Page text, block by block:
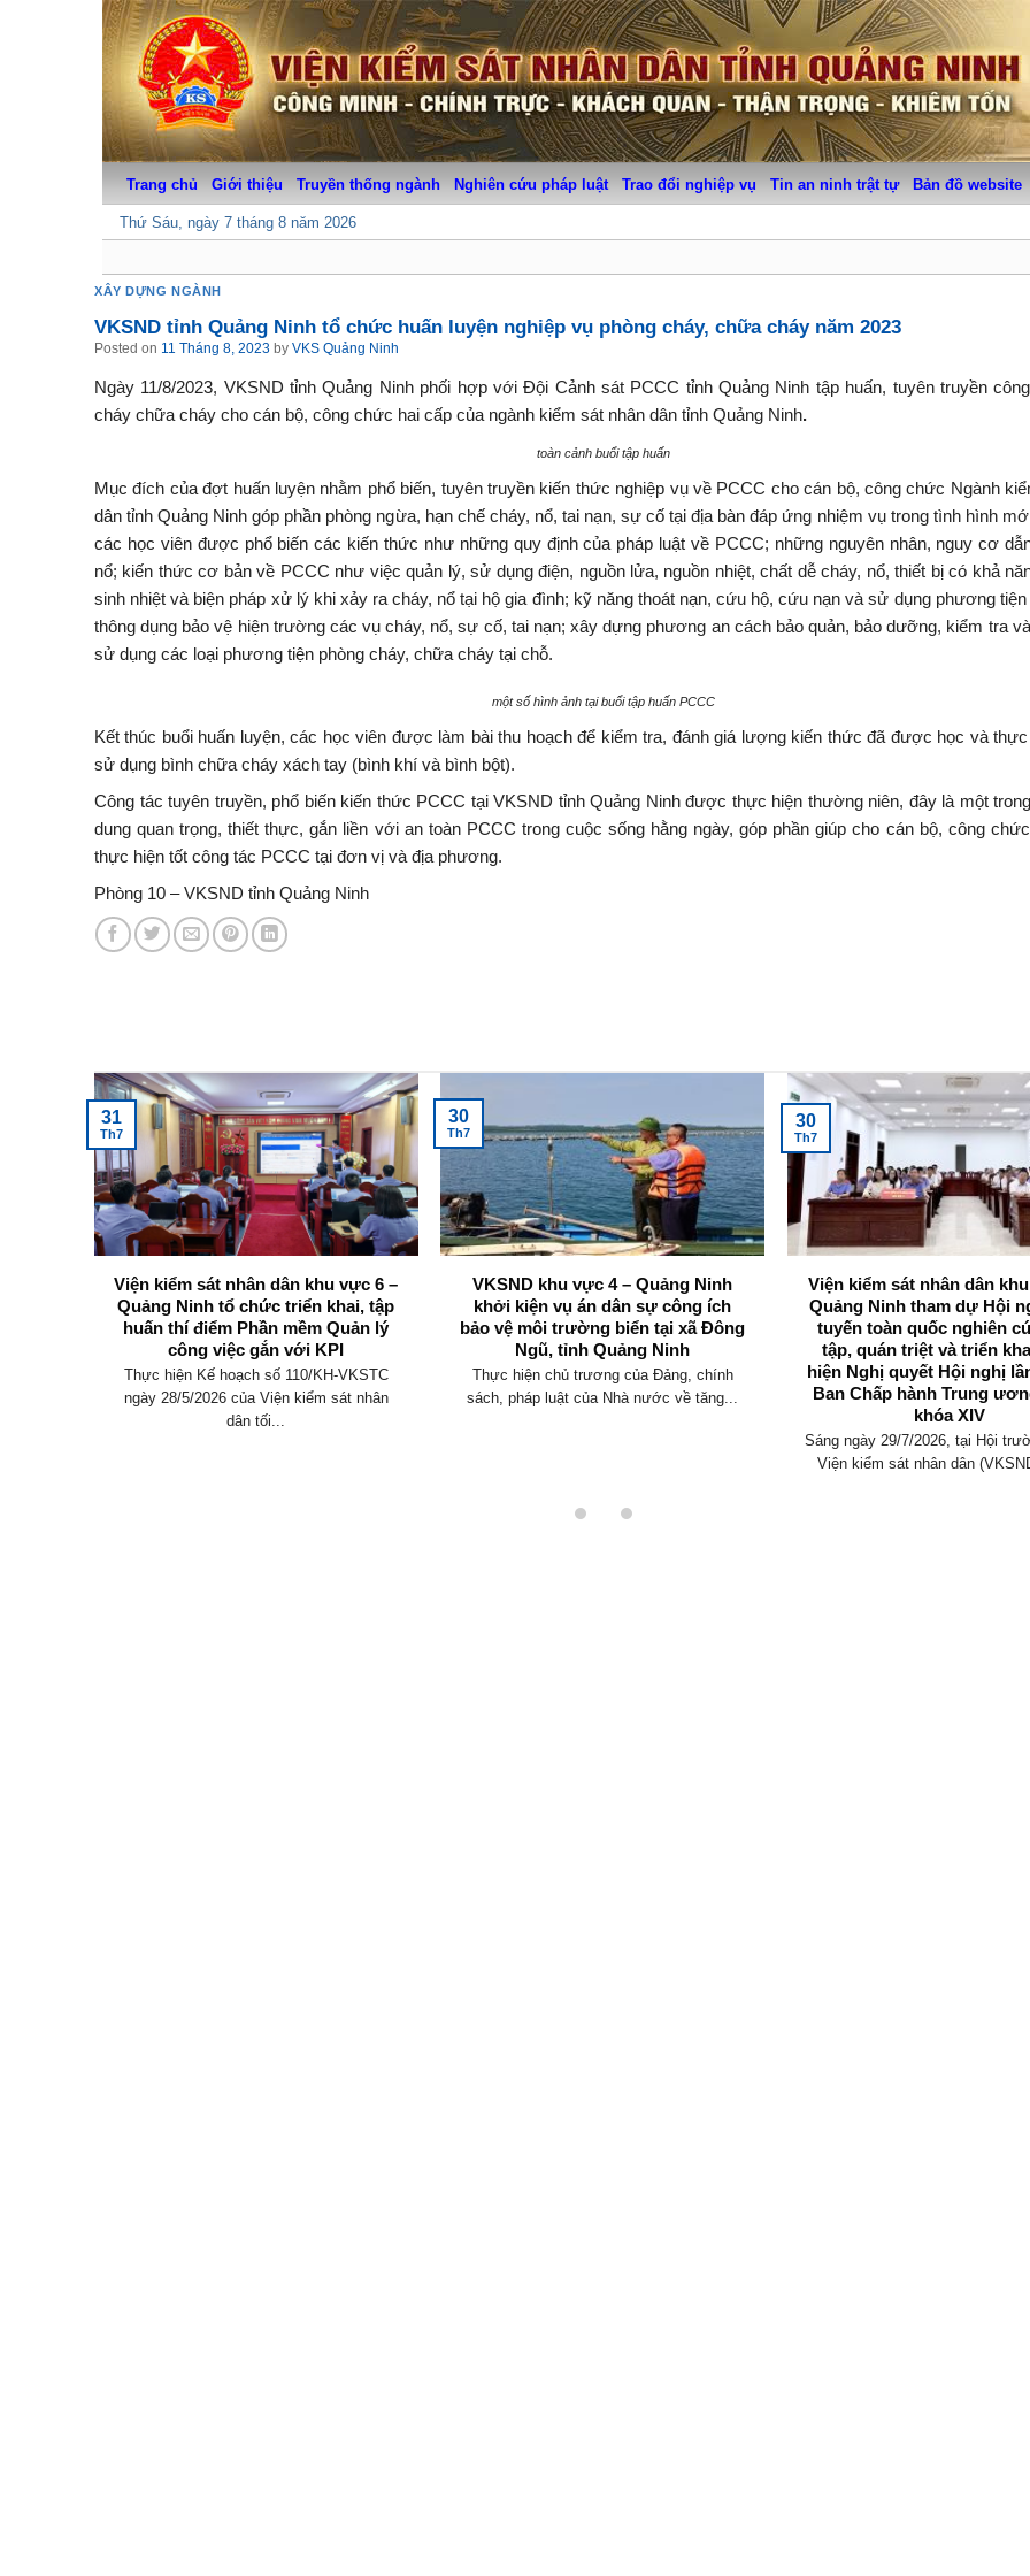
Trang chủ Giới thiệu Truyền thống ngành Nghiên cứu pháp luật Trao đổi nghiệp vụ Tin an ninh trật tự Bản đồ website
Thứ Sáu, ngày 7 tháng 8 năm 2026
XÂY DỰNG NGÀNH
VKSND tỉnh Quảng Ninh tổ chức huấn luyện nghiệp vụ phòng cháy, chữa cháy năm 2023
Posted on 11 Tháng 8, 2023 by VKS Quảng Ninh
Ngày 11/8/2023, VKSND tỉnh Quảng Ninh phối hợp với Đội Cảnh sát PCCC tỉnh Quảng Ninh tập huấn, tuyên truyền
cháy chữa cháy cho cán bộ, công chức hai cấp của ngành kiểm sát nhân dân tỉnh Quảng Ninh.
toàn cảnh buổi tập huấn
Mục đích của đợt huấn luyện nhằm phổ biến, tuyên truyền kiến thức nghiệp vụ về PCCC cho cán bộ, công chức Ngành
dân tỉnh Quảng Ninh góp phần phòng ngừa, hạn chế cháy, nổ, tai nạn, sự cố tại địa bàn đáp ứng nhiệm vụ trong tình hình
các học viên được phổ biến các kiến thức như những quy định của pháp luật về PCCC; những nguyên nhân, nguy cơ
nổ; kiến thức cơ bản về PCCC như việc quản lý, sử dụng điện, nguồn lửa, nguồn nhiệt, chất dễ cháy, nổ, thiết bị có khả
sinh nhiệt và biện pháp xử lý khi xảy ra cháy, nổ tại hộ gia đình; kỹ năng thoát nạn, cứu hộ, cứu nạn và sử dụng phương
thông dụng bảo vệ hiện trường các vụ cháy, nổ, sự cố, tai nạn; xây dựng phương an cách bảo quản, bảo dưỡng, kiểm tra
sử dụng các loại phương tiện phòng cháy, chữa cháy tại chỗ.
một số hình ảnh tại buổi tập huấn PCCC
Kết thúc buổi huấn luyện, các học viên được làm bài thu hoạch để kiểm tra, đánh giá lượng kiến thức đã được học và
sử dụng bình chữa cháy xách tay (bình khí và bình bột).
Công tác tuyên truyền, phổ biến kiến thức PCCC tại VKSND tỉnh Quảng Ninh được thực hiện thường niên, đây là một
dung quan trọng, thiết thực, gắn liền với an toàn PCCC trong cuộc sống hằng ngày, góp phần giúp cho cán bộ, công
thực hiện tốt công tác PCCC tại đơn vị và địa phương.
Phòng 10 – VKSND tỉnh Quảng Ninh
Viện kiểm sát nhân dân khu vực 6 –
Quảng Ninh tổ chức triển khai, tập
huấn thí điểm Phần mềm Quản lý
công việc gắn với KPI
Thực hiện Kế hoạch số 110/KH-VKSTC
ngày 28/5/2026 của Viện kiểm sát nhân
dân tối...
31
Th7
VKSND khu vực 4 – Quảng Ninh
khởi kiện vụ án dân sự công ích
bảo vệ môi trường biển tại xã Đông
Ngũ, tỉnh Quảng Ninh
Thực hiện chủ trương của Đảng, chính
sách, pháp luật của Nhà nước về tăng...
30
Th7
Viện kiểm sát nhân dân
Quảng Ninh tham dự Hội
tuyến toàn quốc nghiên
tập, quán triệt và triển
hiện Nghị quyết Hội nghị
Ban Chấp hành Trung
khóa XIV
Sáng ngày 29/7/2026, tại Hội
Viện kiểm sát nhân dân
30
Th7